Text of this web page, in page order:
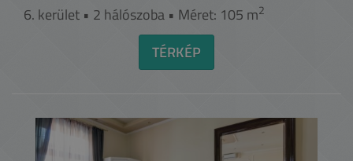
6. kerület • 2 hálószoba • Méret: 105 m2
TÉRKÉP